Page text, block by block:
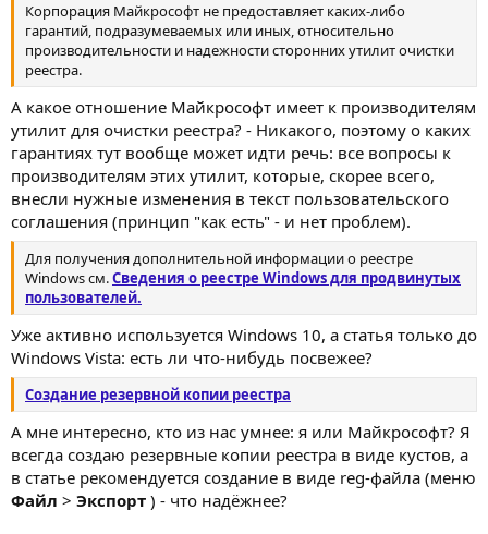
Корпорация Майкрософт не предоставляет каких-либо
гарантий, подразумеваемых или иных, относительно
производительности и надежности сторонних утилит очистки
реестра.
А какое отношение Майкрософт имеет к производителям
утилит для очистки реестра? - Никакого, поэтому о каких
гарантиях тут вообще может идти речь: все вопросы к
производителям этих утилит, которые, скорее всего,
внесли нужные изменения в текст пользовательского
соглашения (принцип "как есть" - и нет проблем).
Для получения дополнительной информации о реестре
Windows см.Сведения о реестре Windows для продвинутых
пользователей.
Уже активно используется Windows 10, а статья только до
Windows Vista: есть ли что-нибудь посвежее?
Создание резервной копии реестра
А мне интересно, кто из нас умнее: я или Майкрософт? Я
всегда создаю резервные копии реестра в виде кустов, а
в статье рекомендуется создание в виде reg-файла (меню
Файл > Экспорт ) - что надёжнее?